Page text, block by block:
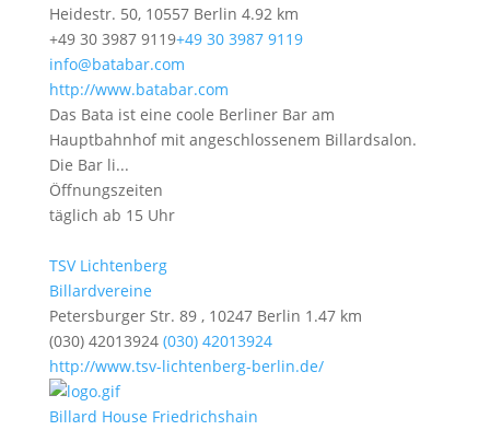
Heidestr. 50, 10557 Berlin 4.92 km
+49 30 3987 9119+49 30 3987 9119
info@batabar.com
http://www.batabar.com
Das Bata ist eine coole Berliner Bar am
Hauptbahnhof mit angeschlossenem Billardsalon.
Die Bar li...
Öffnungszeiten
täglich ab 15 Uhr
TSV Lichtenberg
Billardvereine
Petersburger Str. 89 , 10247 Berlin 1.47 km
(030) 42013924 (030) 42013924
http://www.tsv-lichtenberg-berlin.de/
Billard House Friedrichshain